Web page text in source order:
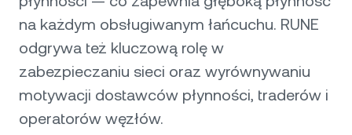
na każdym obsługiwanym łańcuchu. RUNE
odgrywa też kluczową rolę w
zabezpieczaniu sieci oraz wyrównywaniu
motywacji dostawców płynności, traderów i
operatorów węzłów.